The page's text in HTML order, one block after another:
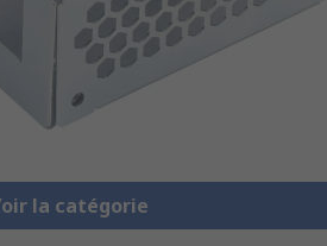
la catégorie